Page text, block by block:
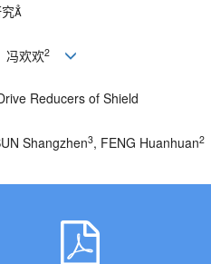

冯欢欢2
Reducers of Shield
Shangzhen3, FENG Huanhuan2